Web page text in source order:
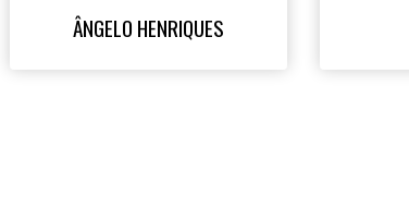
ÂNGELO HENRIQUES